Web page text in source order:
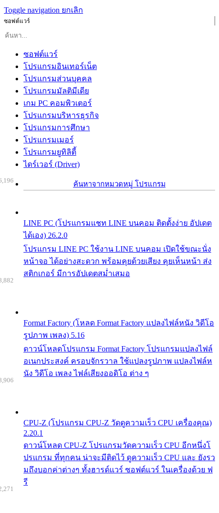
Toggle navigation ยกเลิก
ซอฟต์แวร์
ซอฟต์แวร์
โปรแกรมอินเทอร์เน็ต
โปรแกรมส่วนบุคคล
โปรแกรมมัลติมีเดีย
เกม PC คอมพิวเตอร์
โปรแกรมบริหารธุรกิจ
โปรแกรมการศึกษา
โปรแกรมเมอร์
โปรแกรมยูทิลิตี้
ไดร์เวอร์ (Driver)
ค้นหาจากหมวดหมู่ โปรแกรม
LINE PC (โปรแกรมแชท LINE บนคอม ติดตั้งง่าย อัปเดต
ได้เอง) 26.2.0
โปรแกรม LINE PC ใช้งาน LINE บนคอม เปิดใช้ขณะนั่ง
หน้าจอ ได้อย่างสะดวก พร้อมคุยด้วยเสียง คุยเห็นหน้า ส่ง
สติกเกอร์ มีการอัปเดตสม่ำเสมอ
Format Factory (โหลด Format Factory แปลงไฟล์หนัง วิดีโอ
รูปภาพ เพลง) 5.16
ดาวน์โหลดโปรแกรม Format Factory โปรแกรมแปลงไฟล์
อเนกประสงค์ ครอบจักรวาล ใช้แปลงรูปภาพ แปลงไฟล์ห
นัง วิดีโอ เพลง ไฟล์เสียงออดิโอ ต่าง ๆ
CPU-Z (โปรแกรม CPU-Z วัดดูความเร็ว CPU เครื่องคุณ)
2.20.1
ดาวน์โหลด CPU-Z โปรแกรมวัดความเร็ว CPU อีกหนึ่งโ
ปรแกรม ที่ทุกคน น่าจะมีติดไว้ ดูความเร็ว CPU และ ยังรว
มถึงบอกค่าต่างๆ ทั้งฮารด์แวร์ ซอฟต์แวร์ ในเครื่องด้วย ฟ
รี